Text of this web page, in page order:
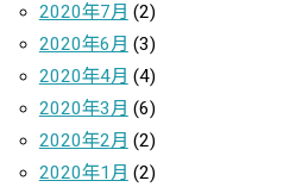
2020年7月 (2)
2020年6月 (3)
2020年4月 (4)
2020年3月 (6)
2020年2月 (2)
2020年1月 (2)